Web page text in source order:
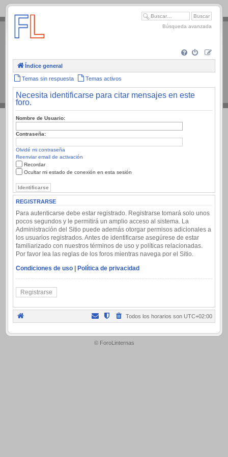
.
Búsqueda avanzada
Índice general
Temas sin respuesta Temas activos
Necesita identificarse para citar mensajes en este
foro.
Nombre de Usuario:
Contraseña:
Olvidé mi contraseña
Reenviar email de activación
Recordar
Ocultar mi estado de conexión en esta sesión
REGISTRARSE
Para autenticarse debe estar registrado. Registrarse tomará solo unos
pocos segundos y le permitirá un amplio acceso al sistema. La
Administración del Sitio puede además otorgar permisos adicionales a
los usuarios registrados. Antes de identificarse asegúrese de estar
familiarizado con nuestros términos de uso y políticas relacionadas.
Por favor lea las reglas de los foros mientras navega por el Sitio.
Condiciones de uso | Política de privacidad
Registrarse
Todos los horarios son UTC+02:00
.
© ForoLinternas